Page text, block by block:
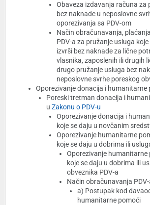
Obaveza izdavanja računa za
bez naknade u neposlovne
oporezivanja sa PDV-om
Način obračunavanja,
PDV-a za pružanje usluga
izvrši bez naknade za lične
vlasnika, zaposlenih ili drugih
drugo pružanje usluga bez
neposlovne svrhe poreskog
Oporezivanje donacija i humanitarne
Poreski tretman donacija i
u Zakonu o PDV-u
Oporezivanje donacija i
koje se daju u novčanim
Oporezivanje humanitarne
koje se daju u dobrima ili
Oporezivanje humanitarne
koje se daju u dobrima ili
obveznika PDV-a
Način obračunavanja PDV-
a) Postupak kod
humanitarne pomoći